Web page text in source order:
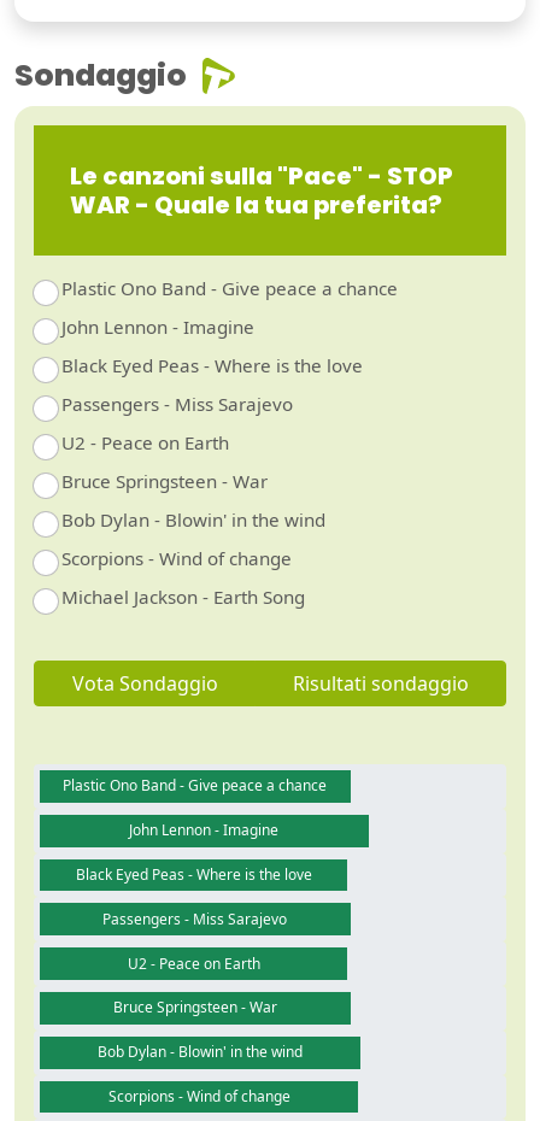
Sondaggio
Le canzoni sulla "Pace" - STOP
WAR - Quale la tua preferita?
Plastic Ono Band - Give peace a chance
John Lennon - Imagine
Black Eyed Peas - Where is the love
Passengers - Miss Sarajevo
U2 - Peace on Earth
Bruce Springsteen - War
Bob Dylan - Blowin' in the wind
Scorpions - Wind of change
Michael Jackson - Earth Song
Vota Sondaggio Risultati sondaggio
Plastic Ono Band - Give peace a chance
John Lennon - Imagine
Black Eyed Peas - Where is the love
Passengers - Miss Sarajevo
U2 - Peace on Earth
Bruce Springsteen - War
Bob Dylan - Blowin' in the wind
Scorpions - Wind of change